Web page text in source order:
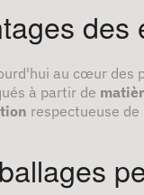
au cœur des
à partir de
respectueuse